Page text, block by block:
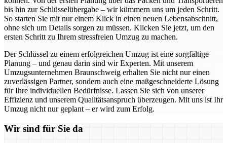
bis hin zur Schlüsselübergabe – wir kümmern uns um jeden Schritt.
So starten Sie mit nur einem Klick in einen neuen Lebensabschnitt,
ohne sich um Details sorgen zu müssen. Klicken Sie jetzt, um den
ersten Schritt zu Ihrem stressfreien Umzug zu machen.
Der Schlüssel zu einem erfolgreichen Umzug ist eine sorgfältige
Planung – und genau darin sind wir Experten. Mit unserem
Umzugsunternehmen Braunschweig erhalten Sie nicht nur einen
zuverlässigen Partner, sondern auch eine maßgeschneiderte Lösung
für Ihre individuellen Bedürfnisse. Lassen Sie sich von unserer
Effizienz und unserem Qualitätsanspruch überzeugen. Mit uns ist Ihr
Umzug nicht nur geplant – er wird zum Erfolg.
Wir sind für Sie da